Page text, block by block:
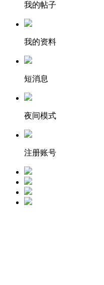
我的帖子
我的资料
短消息
夜间模式
注册账号